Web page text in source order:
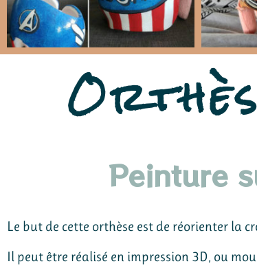
Peinture
Le but de cette orthèse est de réorienter la
Il peut être réalisé en impression 3D, ou